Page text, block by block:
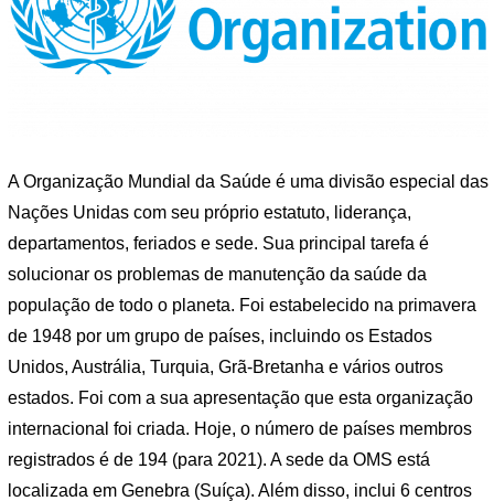
A Organização Mundial da Saúde é uma divisão especial das
Nações Unidas com seu próprio estatuto, liderança,
departamentos, feriados e sede. Sua principal tarefa é
solucionar os problemas de manutenção da saúde da
população de todo o planeta. Foi estabelecido na primavera
de 1948 por um grupo de países, incluindo os Estados
Unidos, Austrália, Turquia, Grã-Bretanha e vários outros
estados. Foi com a sua apresentação que esta organização
internacional foi criada. Hoje, o número de países membros
registrados é de 194 (para 2021). A sede da OMS está
localizada em Genebra (Suíça). Além disso, inclui 6 centros